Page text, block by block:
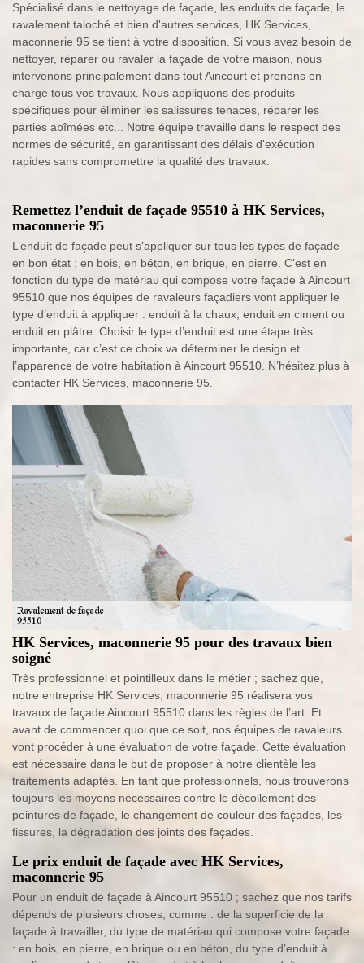
Spécialisé dans le nettoyage de façade, les enduits de façade, le
ravalement taloché et bien d'autres services, HK Services,
maconnerie 95 se tient à votre disposition. Si vous avez besoin de
nettoyer, réparer ou ravaler la façade de votre maison, nous
intervenons principalement dans tout Aincourt et prenons en
charge tous vos travaux. Nous appliquons des produits
spécifiques pour éliminer les salissures tenaces, réparer les
parties abîmées etc... Notre équipe travaille dans le respect des
normes de sécurité, en garantissant des délais d'exécution
rapides sans compromettre la qualité des travaux.
Remettez l’enduit de façade 95510 à HK Services,
maconnerie 95
L’enduit de façade peut s’appliquer sur tous les types de façade
en bon état : en bois, en béton, en brique, en pierre. C’est en
fonction du type de matériau qui compose votre façade à Aincourt
95510 que nos équipes de ravaleurs façadiers vont appliquer le
type d’enduit à appliquer : enduit à la chaux, enduit en ciment ou
enduit en plâtre. Choisir le type d’enduit est une étape très
importante, car c’est ce choix va déterminer le design et
l’apparence de votre habitation à Aincourt 95510. N’hésitez plus à
contacter HK Services, maconnerie 95.
HK Services, maconnerie 95 pour des travaux bien
soigné
Très professionnel et pointilleux dans le métier ; sachez que,
notre entreprise HK Services, maconnerie 95 réalisera vos
travaux de façade Aincourt 95510 dans les règles de l’art. Et
avant de commencer quoi que ce soit, nos équipes de ravaleurs
vont procéder à une évaluation de votre façade. Cette évaluation
est nécessaire dans le but de proposer à notre clientèle les
traitements adaptés. En tant que professionnels, nous trouverons
toujours les moyens nécessaires contre le décollement des
peintures de façade, le changement de couleur des façades, les
fissures, la dégradation des joints des façades.
Le prix enduit de façade avec HK Services,
maconnerie 95
Pour un enduit de façade à Aincourt 95510 ; sachez que nos tarifs
dépends de plusieurs choses, comme : de la superficie de la
façade à travailler, du type de matériau qui compose votre façade
: en bois, en pierre, en brique ou en béton, du type d’enduit à